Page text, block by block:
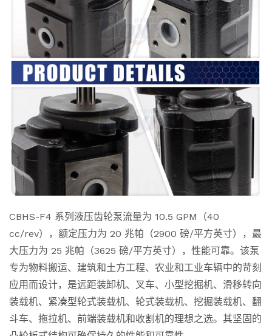
CBHS-F4 系列液压齿轮泵流量为 10.5 GPM（40
cc/rev），额定压力为 20 兆帕（2900 磅/平方英寸），最
大压力为 25 兆帕（3625 磅/平方英寸），性能可靠。该泵
专为物料搬运、建筑和土方工程、农业和工业车辆中的苛刻
应用而设计，是远距装卸机、叉车、小型挖掘机、滑移转向
装载机、紧凑型轮式装载机、轮式装载机、挖掘装载机、翻
斗车、拖拉机、前端装载机和收割机的理想之选。其坚固的